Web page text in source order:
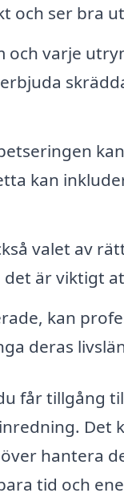
och ser bra
och varje
kan
valet av
det är viktigt
kan
deras
får tillgång
Det
hantera
tid och